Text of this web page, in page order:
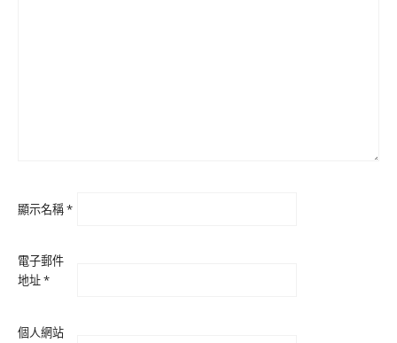
顯示名稱*
電子郵件
地址*
個人網站